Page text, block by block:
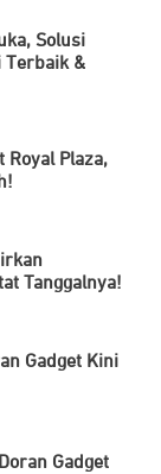
Solusi
Terbaik &
Royal Plaza,
Tanggalnya!
Gadget Kini
Gadget